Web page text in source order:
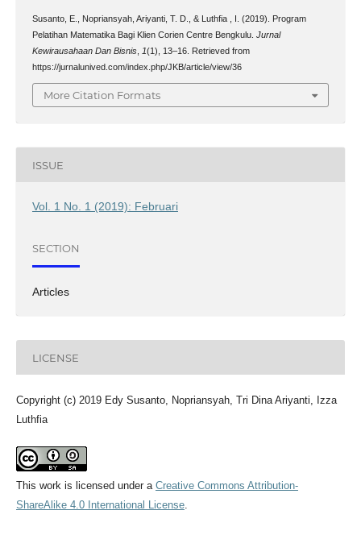
Susanto, E., Nopriansyah, Ariyanti, T. D., & Luthfia , I. (2019). Program
Pelatihan Matematika Bagi Klien Corien Centre Bengkulu. Jurnal
Kewirausahaan Dan Bisnis, 1(1), 13–16. Retrieved from
https://jurnalunived.com/index.php/JKB/article/view/36
More Citation Formats
ISSUE
Vol. 1 No. 1 (2019): Februari
SECTION
Articles
LICENSE
Copyright (c) 2019 Edy Susanto, Nopriansyah, Tri Dina Ariyanti, Izza
Luthfia
This work is licensed under a Creative Commons Attribution-
ShareAlike 4.0 International License.